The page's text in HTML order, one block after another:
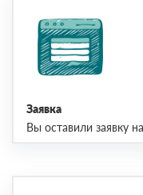
Заявка
Вы оставили заявку